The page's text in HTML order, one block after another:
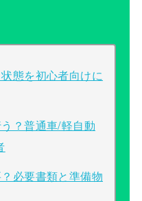
態を初心者向けに
？普通車/軽自動
必要書類と準備物